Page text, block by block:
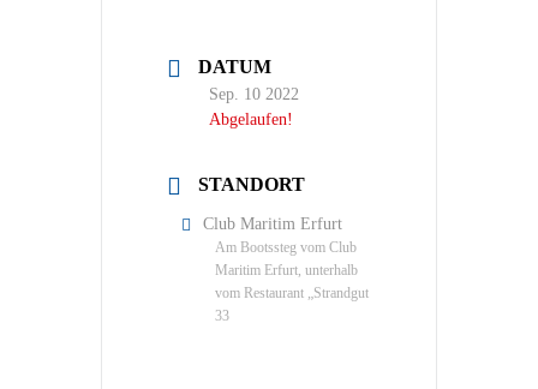
DATUM
Sep. 10 2022
Abgelaufen!
STANDORT
Club Maritim Erfurt
Am Bootssteg vom Club
Maritim Erfurt, unterhalb
vom Restaurant „Strandgut
33